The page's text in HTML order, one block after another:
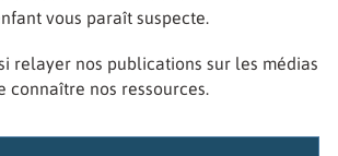
vous paraît suspecte.
relayer nos publications sur les médias
connaître nos ressources.